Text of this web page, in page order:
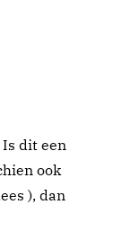
dit een
ook
), dan